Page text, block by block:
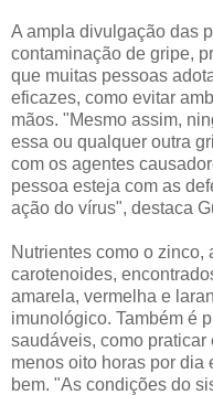
A ampla divulgação das
contaminação de gripe,
que muitas pessoas
eficazes, como evitar
mãos. "Mesmo assim,
essa ou qualquer outra
com os agentes
pessoa esteja com as
ação do vírus", destaca
Nutrientes como o zinco,
carotenoides,
amarela, vermelha e
imunológico. Também é
saudáveis, como
menos oito horas por dia
bem. "As condições do